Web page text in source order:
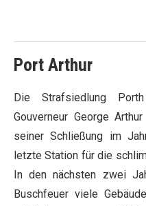
Port Arthur
Die Strafsiedlung
Gouverneur George
seiner Schließung im
letzte Station für die
In den nächsten zwei
Buschfeuer viele